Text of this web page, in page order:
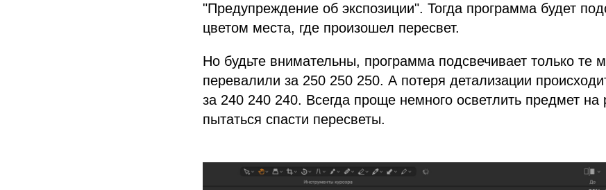
"Предупреждение об экспозиции". Тогда программа будет
цветом места, где произошел пересвет.
Но будьте внимательны, программа подсвечивает только те
перевалили за 250 250 250. А потеря детализации
за 240 240 240. Всегда проще немного осветлить предмет на
пытаться спасти пересветы.